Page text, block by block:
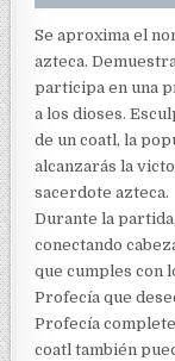
Se aproxima el
azteca.
participa en una
a los dioses.
de un coatl, la
alcanzarás la
sacerdote azteca.
Durante la
conectando
que cumples con
Profecía que
Profecía
coatl también